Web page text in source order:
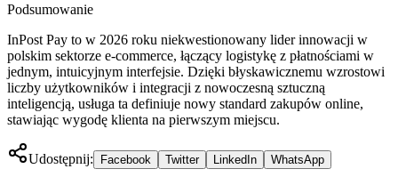
Podsumowanie
InPost Pay to w 2026 roku niekwestionowany lider innowacji w
polskim sektorze e-commerce, łączący logistykę z płatnościami w
jednym, intuicyjnym interfejsie. Dzięki błyskawicznemu wzrostowi
liczby użytkowników i integracji z nowoczesną sztuczną
inteligencją, usługa ta definiuje nowy standard zakupów online,
stawiając wygodę klienta na pierwszym miejscu.
Udostępnij: Facebook Twitter LinkedIn WhatsApp